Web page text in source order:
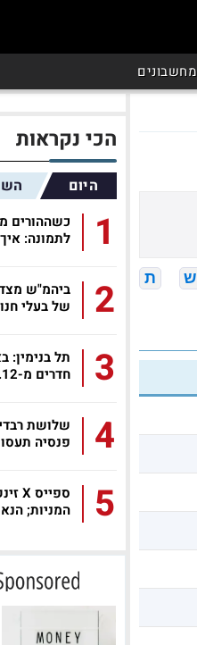
מחשבונים
ש ת
הכי נקראות
היום
1
כשההורים
לתמונה:
2
ביהמ"ש
של בעלי
3
תל בנימין:
חדרים מ-4.12 ל-3.6 מיליון
4
שלושת
פנסיה
5
המניות;